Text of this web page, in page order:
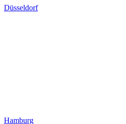
Düsseldorf
Hamburg